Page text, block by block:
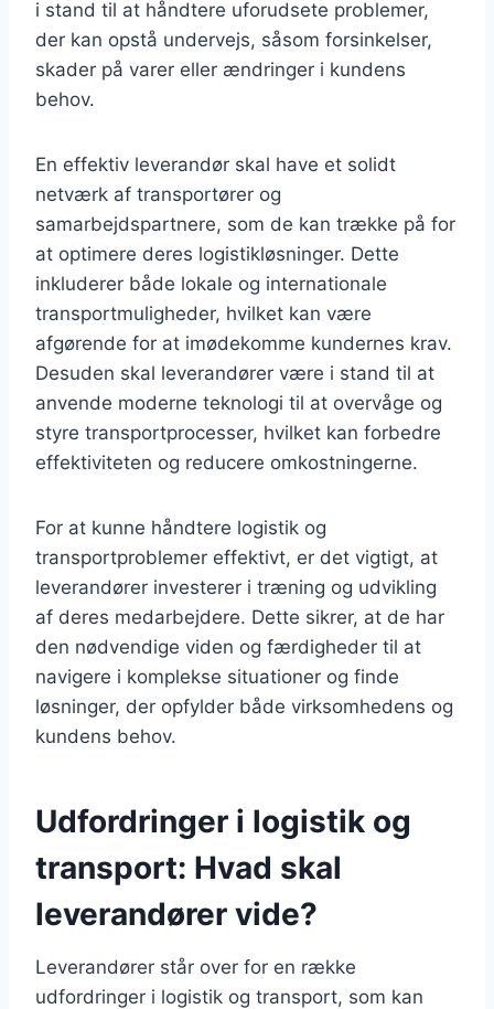
i stand til at håndtere uforudsete problemer,
der kan opstå undervejs, såsom forsinkelser,
skader på varer eller ændringer i kundens
behov.
En effektiv leverandør skal have et solidt
netværk af transportører og
samarbejdspartnere, som de kan trække på for
at optimere deres logistikløsninger. Dette
inkluderer både lokale og internationale
transportmuligheder, hvilket kan være
afgørende for at imødekomme kundernes krav.
Desuden skal leverandører være i stand til at
anvende moderne teknologi til at overvåge og
styre transportprocesser, hvilket kan forbedre
effektiviteten og reducere omkostningerne.
For at kunne håndtere logistik og
transportproblemer effektivt, er det vigtigt, at
leverandører investerer i træning og udvikling
af deres medarbejdere. Dette sikrer, at de har
den nødvendige viden og færdigheder til at
navigere i komplekse situationer og finde
løsninger, der opfylder både virksomhedens og
kundens behov.
Udfordringer i logistik og
transport: Hvad skal
leverandører vide?
Leverandører står over for en række
udfordringer i logistik og transport, som kan